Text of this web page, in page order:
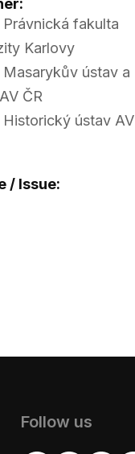
Právnická fakulta
Karlovy
Masarykův ústav a
ČR
Historický ústav AV
/ Issue:
Follow us